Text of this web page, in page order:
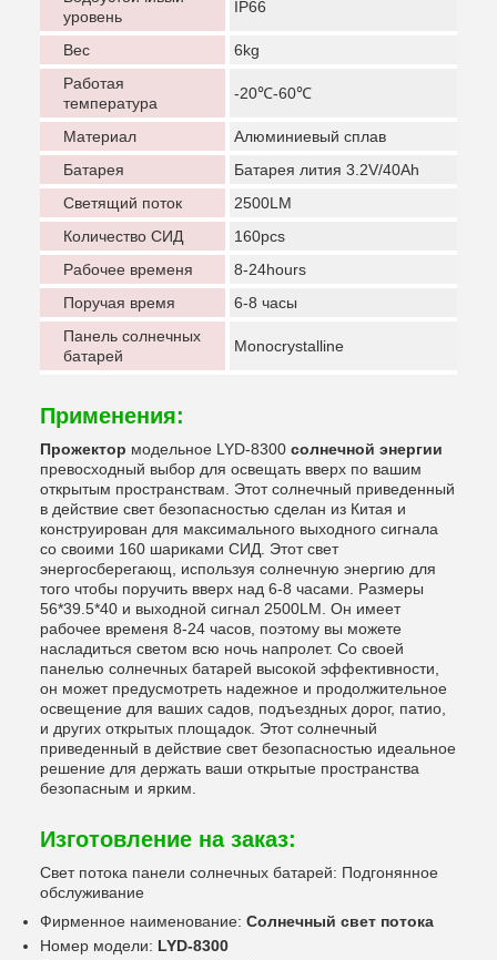
уровень
IP66
Вес
6kg
Работая
температура
-20℃-60℃
Материал
Алюминиевый сплав
Батарея
Батарея лития 3.2V/40Ah
Светящий поток
2500LM
Количество СИД
160pcs
Рабочее временя
8-24hours
Поручая время
6-8 часы
Панель солнечных
батарей
Monocrystalline
Применения:
Прожектор модельное LYD-8300 солнечной энергии
превосходный выбор для освещать вверх по вашим
открытым пространствам. Этот солнечный приведенный
в действие свет безопасностью сделан из Китая и
конструирован для максимального выходного сигнала
со своими 160 шариками СИД. Этот свет
энергосберегающ, используя солнечную энергию для
того чтобы поручить вверх над 6-8 часами. Размеры
56*39.5*40 и выходной сигнал 2500LM. Он имеет
рабочее временя 8-24 часов, поэтому вы можете
насладиться светом всю ночь напролет. Со своей
панелью солнечных батарей высокой эффективности,
он может предусмотреть надежное и продолжительное
освещение для ваших садов, подъездных дорог, патио,
и других открытых площадок. Этот солнечный
приведенный в действие свет безопасностью идеальное
решение для держать ваши открытые пространства
безопасным и ярким.
Изготовление на заказ:
Свет потока панели солнечных батарей: Подгонянное
обслуживание
Фирменное наименование: Солнечный свет потока
Номер модели: LYD-8300